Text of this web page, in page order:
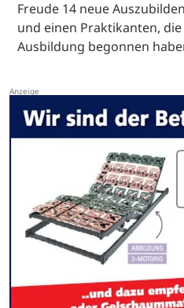
Freude 14 neue
und einen Praktikanten,
Ausbildung begonnen